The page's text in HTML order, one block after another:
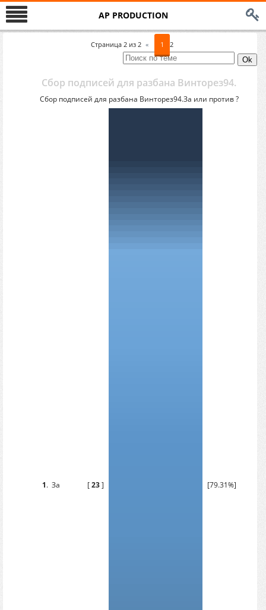
AP PRODUCTION
Страница 2 из 2 « 1 2
Сбор подписей для разбана Винторез94.
Сбор подписей для разбана Винторез94.За или против ?
1. За [23] [79.31%]